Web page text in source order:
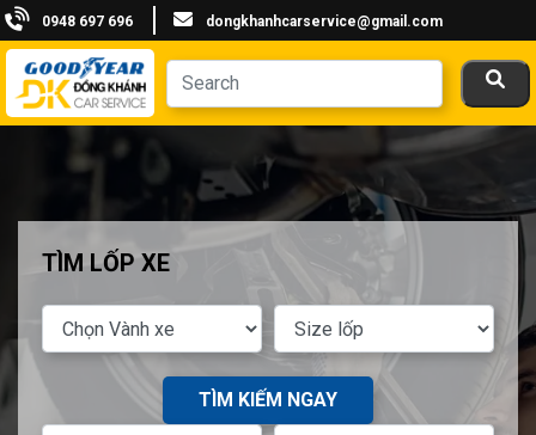
0948 697 696 dongkhanhcarservice@gmail.com
TÌM LỐP XE
TÌM KIẾM NGAY